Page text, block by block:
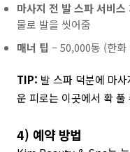
마사지 전 발 스파 서비스
물로 발을 씻어줌
매너 팁 – 50,000동 (한화
TIP: 발 스파 덕분에 마
운 피로는 이곳에서 확 풀
4) 예약 방법